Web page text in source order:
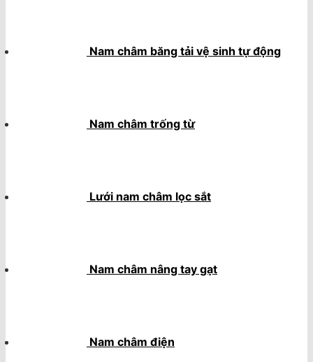
Nam châm băng tải vệ sinh tự động
Nam châm trống từ
Lưới nam châm lọc sắt
Nam châm nâng tay gạt
Nam châm điện